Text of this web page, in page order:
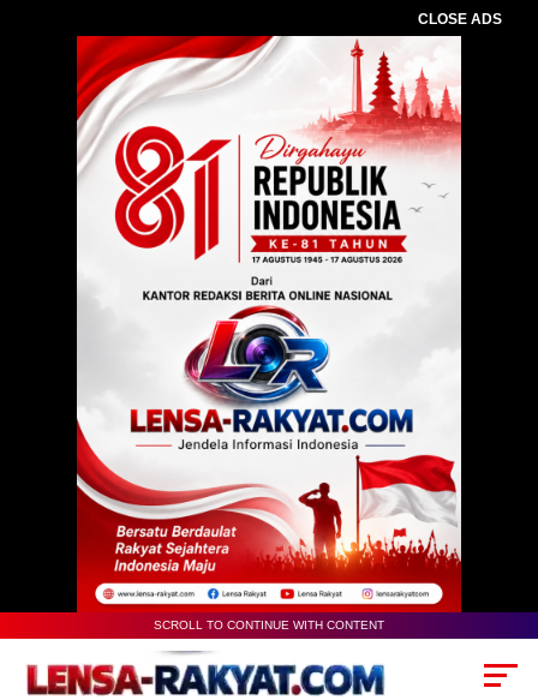
CLOSE ADS
SCROLL TO CONTINUE WITH CONTENT